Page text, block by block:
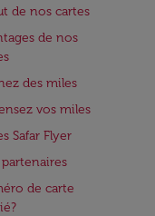
de nos cartes
de nos
des miles
vos miles
Safar Flyer
de carte